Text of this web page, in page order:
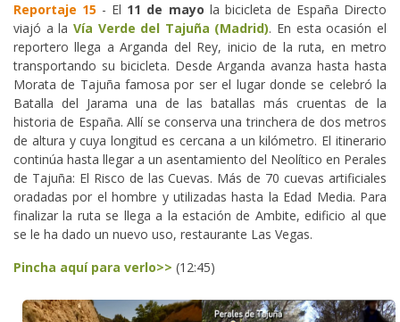
Reportaje 15 - El 11 de mayo la bicicleta de España Directo
viajó a la Vía Verde del Tajuña (Madrid). En esta ocasión el
reportero llega a Arganda del Rey, inicio de la ruta, en metro
transportando su bicicleta. Desde Arganda avanza hasta hasta
Morata de Tajuña famosa por ser el lugar donde se celebró la
Batalla del Jarama una de las batallas más cruentas de la
historia de España. Allí se conserva una trinchera de dos metros
de altura y cuya longitud es cercana a un kilómetro. El itinerario
continúa hasta llegar a un asentamiento del Neolítico en Perales
de Tajuña: El Risco de las Cuevas. Más de 70 cuevas artificiales
oradadas por el hombre y utilizadas hasta la Edad Media. Para
finalizar la ruta se llega a la estación de Ambite, edificio al que
se le ha dado un nuevo uso, restaurante Las Vegas.
Pincha aquí para verlo>> (12:45)